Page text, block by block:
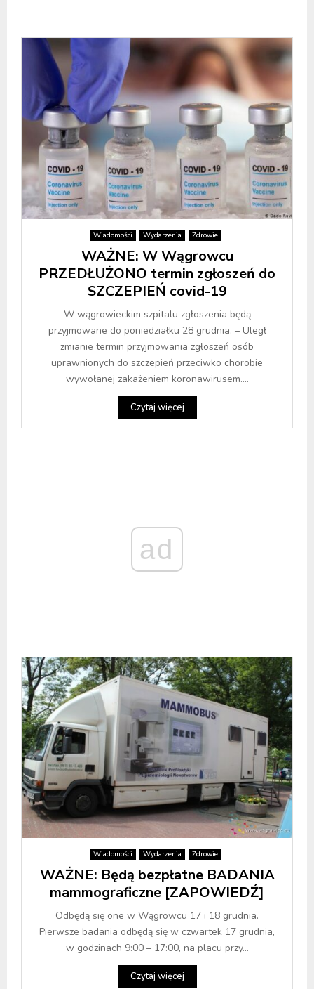
Wiadomości Wydarzenia Zdrowie
WAŻNE: W Wągrowcu
PRZEDŁUŻONO termin zgłoszeń do
SZCZEPIEŃ covid-19
W wągrowieckim szpitalu zgłoszenia będą
przyjmowane do poniedziałku 28 grudnia. – Uległ
zmianie termin przyjmowania zgłoszeń osób
uprawnionych do szczepień przeciwko chorobie
wywołanej zakażeniem koronawirusem....
Czytaj więcej
ad
Wiadomości Wydarzenia Zdrowie
WAŻNE: Będą bezpłatne BADANIA
mammograficzne [ZAPOWIEDŹ]
Odbędą się one w Wągrowcu 17 i 18 grudnia.
Pierwsze badania odbędą się w czwartek 17 grudnia,
w godzinach 9:00 – 17:00, na placu przy...
Czytaj więcej